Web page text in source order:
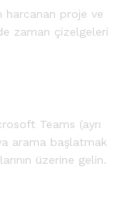
harcanan proje ve
zaman çizelgeleri
Teams (ayrı
arama başlatmak
üzerine gelin.